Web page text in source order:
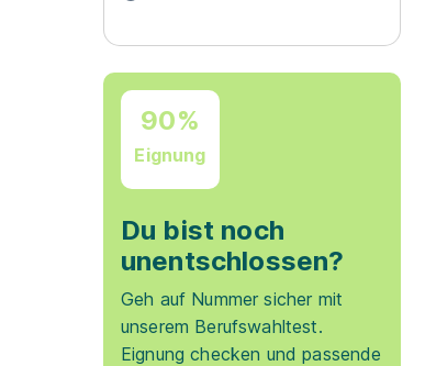
90%
Eignung
Du bist noch
unentschlossen?
Geh auf Nummer sicher mit
unserem Berufswahltest.
Eignung checken und passende